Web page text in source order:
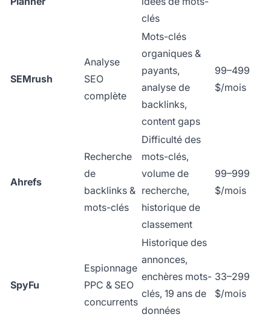
clés
SEMrush
Analyse
SEO
complète
Mots-clés
organiques &
payants,
analyse de
backlinks,
content gaps
99–499
$/mois
Ahrefs
Recherche
de
backlinks &
mots-clés
Difficulté des
mots-clés,
volume de
recherche,
historique de
classement
99–999
$/mois
SpyFu
Espionnage
PPC & SEO
concurrents
Historique des
annonces,
enchères mots-
clés, 19 ans de
données
33–299
$/mois